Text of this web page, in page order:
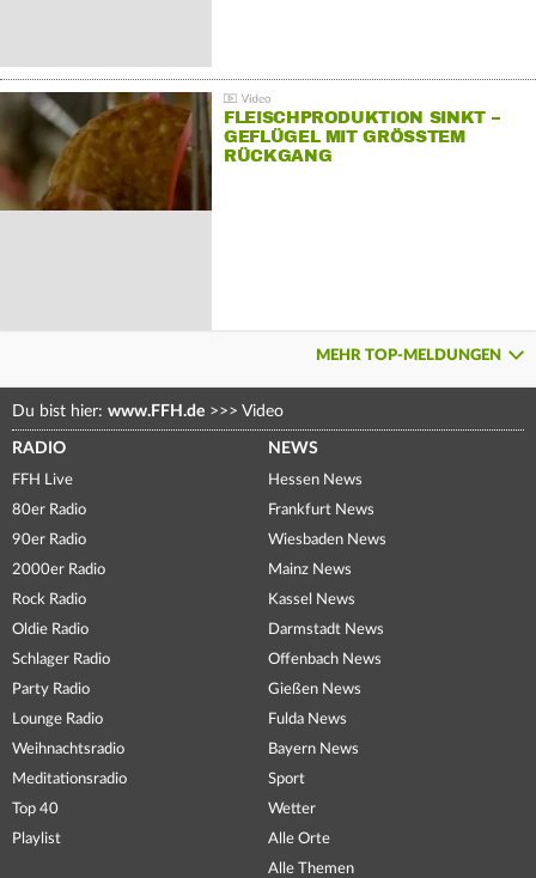
FLEISCHPRODUKTION SINKT –
GEFLÜGEL MIT GRÖSSTEM R
ÜCKGANG
MEHR TOP-MELDUNGEN
Du bist hier: www.FFH.de >>> Video
RADIO
FFH Live
80er Radio
90er Radio
2000er Radio
Rock Radio
Oldie Radio
Schlager Radio
Party Radio
Lounge Radio
Weihnachtsradio
Meditationsradio
Top 40
Playlist
NEWS
Hessen News
Frankfurt News
Wiesbaden News
Mainz News
Kassel News
Darmstadt News
Offenbach News
Gießen News
Fulda News
Bayern News
Sport
Wetter
Alle Orte
Alle Themen